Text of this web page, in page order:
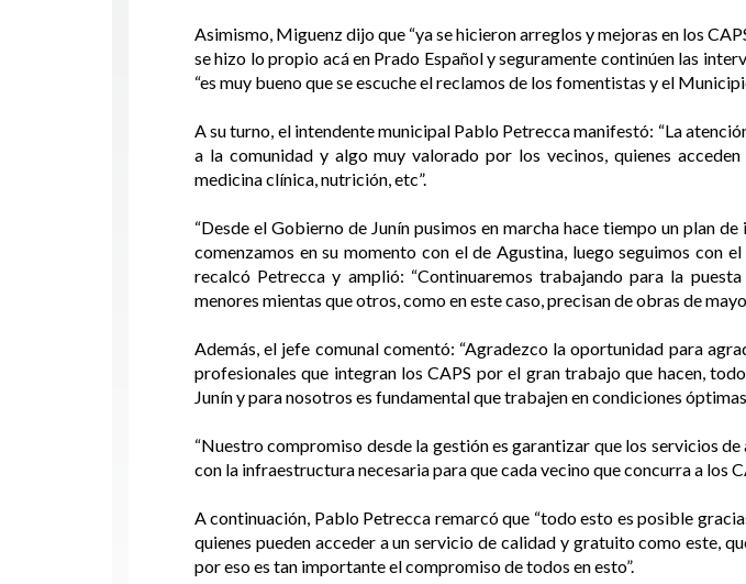
Asimismo, Miguenz dijo que “ya se hicieron arreglos y mejoras en los
se hizo lo propio acá en Prado Español y seguramente continúen las
“es muy bueno que se escuche el reclamos de los fomentistas y el
A su turno, el intendente municipal Pablo Petrecca manifestó: “La
a la comunidad y algo muy valorado por los vecinos, quienes
medicina clínica, nutrición, etc”.
“Desde el Gobierno de Junín pusimos en marcha hace tiempo un plan
comenzamos en su momento con el de Agustina, luego seguimos con
recalcó Petrecca y amplió: “Continuaremos trabajando para la
menores mientas que otros, como en este caso, precisan de obras de
Además, el jefe comunal comentó: “Agradezco la oportunidad para
profesionales que integran los CAPS por el gran trabajo que hacen,
Junín y para nosotros es fundamental que trabajen en condiciones
“Nuestro compromiso desde la gestión es garantizar que los servicios
con la infraestructura necesaria para que cada vecino que concurra a los
A continuación, Pablo Petrecca remarcó que “todo esto es posible
quienes pueden acceder a un servicio de calidad y gratuito como este,
por eso es tan importante el compromiso de todos en esto”.